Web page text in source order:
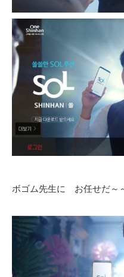
ボゴム先生に お任せだ